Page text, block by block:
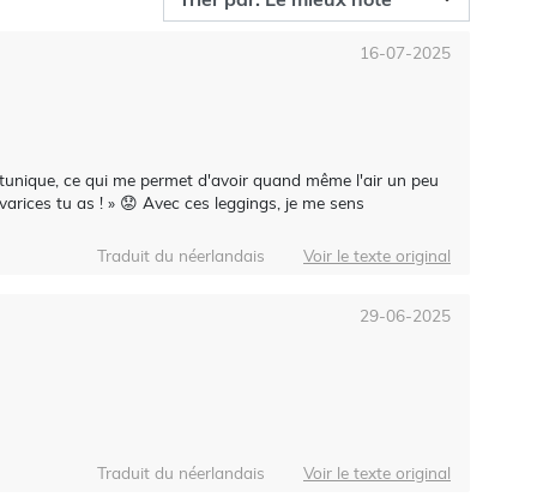
ce qui me permet d'avoir quand même l'air un peu
tu as ! » 😟 Avec ces leggings, je me sens
16-07-2025
Traduit du néerlandais Voir le texte original
29-06-2025
Traduit du néerlandais Voir le texte original